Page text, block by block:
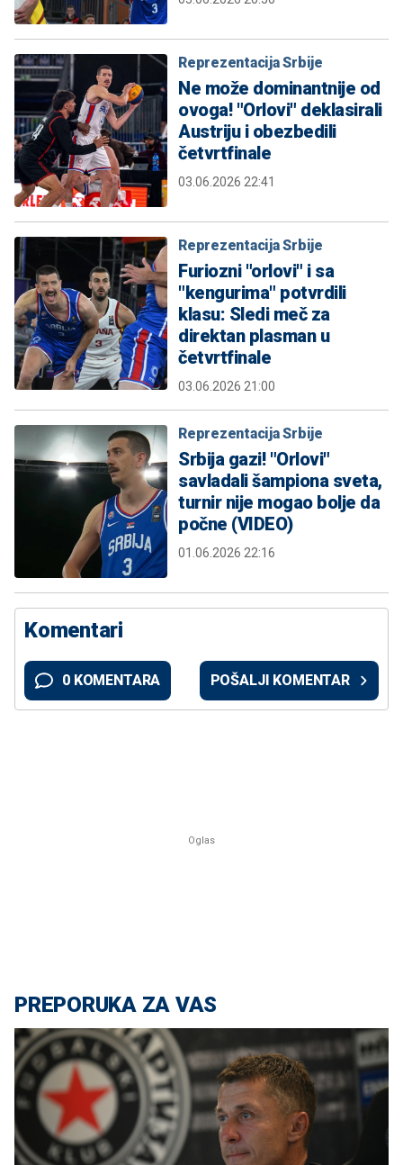
Reprezentacija Srbije
Ne može dominantnije od
ovoga! "Orlovi" deklasirali
Austriju i obezbedili
četvrtfinale
03.06.2026 22:41
Reprezentacija Srbije
Furiozni "orlovi" i sa
"kengurima" potvrdili
klasu: Sledi meč za
direktan plasman u
četvrtfinale
03.06.2026 21:00
Reprezentacija Srbije
Srbija gazi! "Orlovi"
savladali šampiona sveta,
turnir nije mogao bolje da
počne (VIDEO)
01.06.2026 22:16
Komentari
0 KOMENTARA POŠALJI KOMENTAR
PREPORUKA ZA VAS